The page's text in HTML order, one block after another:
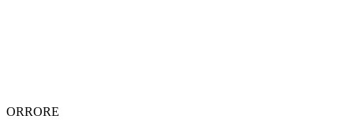
ORRORE